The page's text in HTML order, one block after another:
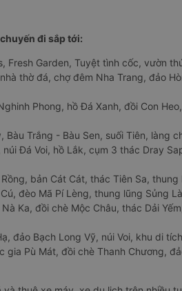
đi sắp tới:
Fresh Garden, Tuyệt tình cốc, vườn
thờ đá, chợ đêm Nha Trang, đảo
Phong, hồ Đá Xanh, đồi Con
Trắng - Bàu Sen, suối Tiên, làng
Đá Voi, hồ Lắk, cụm 3 thác Dray
bản Cát Cát, thác Tiên Sa,
đèo Mã Pí Lèng, thung lũng Sủng
Ka, đồi chè Mộc Châu, thác Dải
đảo Bạch Long Vỹ, núi Voi, khu di
gia Pù Mát, đồi chè Thanh Chương,